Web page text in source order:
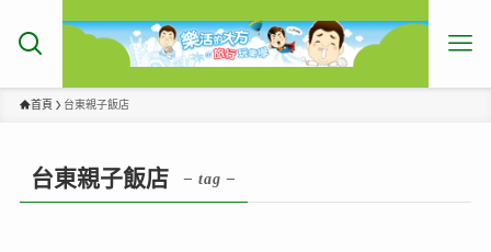
首頁 台東親子飯店
台東親子飯店 – tag –